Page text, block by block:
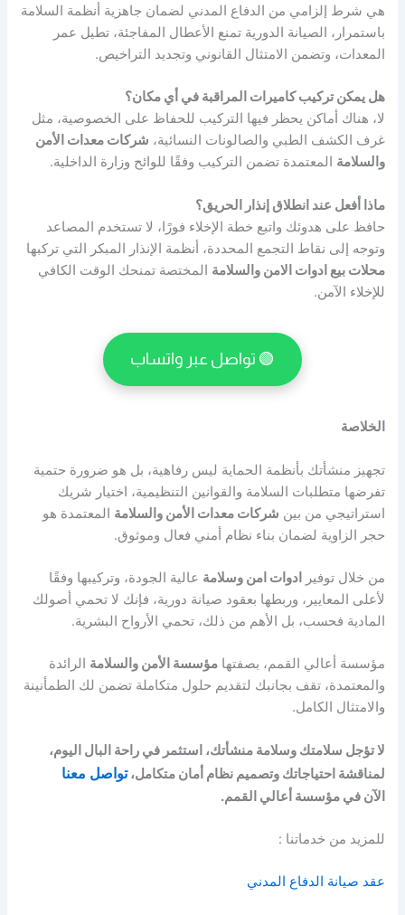
هي شرط إلزامي من الدفاع المدني لضمان جاهزية أنظمة السلامة
باستمرار، الصيانة الدورية تمنع الأعطال المفاجئة، تطيل عمر
المعدات، وتضمن الامتثال القانوني وتجديد التراخيص.
هل يمكن تركيب كاميرات المراقبة في أي مكان؟
لا، هناك أماكن يحظر فيها التركيب للحفاظ على الخصوصية، مثل
غرف الكشف الطبي والصالونات النسائية، شركات معدات الأمن
والسلامة المعتمدة تضمن التركيب وفقًا للوائح وزارة الداخلية.
ماذا أفعل عند انطلاق إنذار الحريق؟
حافظ على هدوئك واتبع خطة الإخلاء فورًا، لا تستخدم المصاعد
وتوجه إلى نقاط التجمع المحددة، أنظمة الإنذار المبكر التي تركبها
محلات بيع ادوات الامن والسلامة المختصة تمنحك الوقت الكافي
للإخلاء الآمن.
🟢 تواصل عبر واتساب
الخلاصة
تجهيز منشأتك بأنظمة الحماية ليس رفاهية، بل هو ضرورة حتمية
تفرضها متطلبات السلامة والقوانين التنظيمية، اختيار شريك
استراتيجي من بين شركات معدات الأمن والسلامة المعتمدة هو
حجر الزاوية لضمان بناء نظام أمني فعال وموثوق.
من خلال توفير ادوات امن وسلامة عالية الجودة، وتركيبها وفقًا
لأعلى المعايير، وربطها بعقود صيانة دورية، فإنك لا تحمي أصولك
المادية فحسب، بل الأهم من ذلك، تحمي الأرواح البشرية.
مؤسسة أعالي القمم، بصفتهامؤسسة الأمن والسلامة الرائدة
والمعتمدة، تقف بجانبك لتقديم حلول متكاملة تضمن لك الطمأنينة
والامتثال الكامل.
لا تؤجل سلامتك وسلامة منشأتك، استثمر في راحة البال اليوم،
لمناقشة احتياجاتك وتصميم نظام أمان متكامل،تواصل معنا
الآن في مؤسسة أعالي القمم.
للمزيد من خدماتنا :
عقد صيانة الدفاع المدني